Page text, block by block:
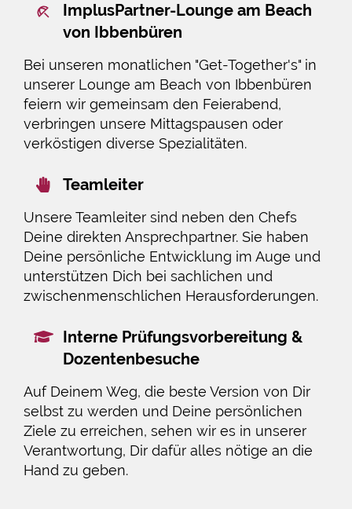
ImplusPartner-Lounge am Beach
von Ibbenbüren
Bei unseren monatlichen "Get-Together's" in
unserer Lounge am Beach von Ibbenbüren
feiern wir gemeinsam den Feierabend,
verbringen unsere Mittagspausen oder
verköstigen diverse Spezialitäten.
Teamleiter
Unsere Teamleiter sind neben den Chefs
Deine direkten Ansprechpartner. Sie haben
Deine persönliche Entwicklung im Auge und
unterstützen Dich bei sachlichen und
zwischenmenschlichen Herausforderungen.
Interne Prüfungsvorbereitung &
Dozentenbesuche
Auf Deinem Weg, die beste Version von Dir
selbst zu werden und Deine persönlichen
Ziele zu erreichen, sehen wir es in unserer
Verantwortung, Dir dafür alles nötige an die
Hand zu geben.